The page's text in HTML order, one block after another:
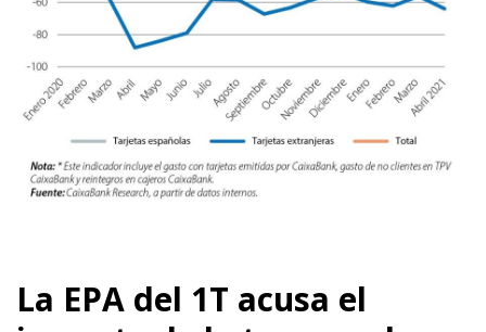
La EPA del 1T acusa el